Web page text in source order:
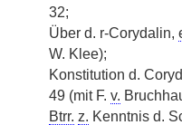
32;
Über d. r-Corydalin,
W. Klee);
Konstitution d.
49 (mit F. v.
Btrr. z. Kenntnis d.